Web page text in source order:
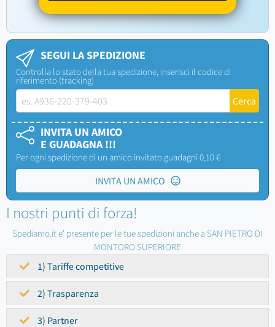
SEGUI LA SPEDIZIONE
Controlla lo stato della tua spedizione, inserisci il codice di
riferimento (tracking)
INVITA UN AMICO
E GUADAGNA !!!
Per ogni spedizione di un amico invitato guadagni 0,10 €
INVITA UN AMICO
I nostri punti di forza!
Spediamo.it e' presente per le tue spedizioni anche a SAN PIETRO DI
MONTORO SUPERIORE
1) Tariffe competitive
2) Trasparenza
3) Partner